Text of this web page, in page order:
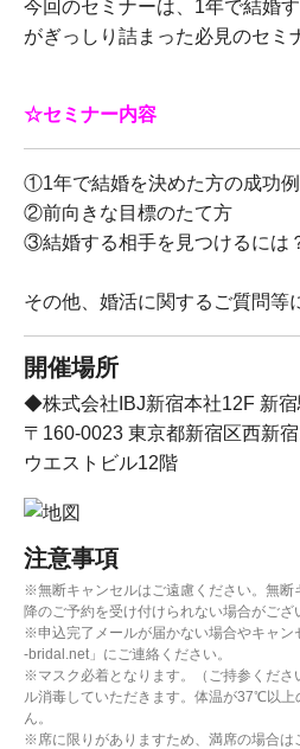
今回のセミナーは、1年で結婚
がぎっしり詰まった必見のセミ
☆セミナー内容
①1年で結婚を決めた方の成功例
②前向きな目標のたて方
③結婚する相手を見つけるには
その他、婚活に関するご質問等
開催場所
◆株式会社IBJ新宿本社12F 新
〒160-0023 東京都新宿区西新
ウエストビル12階
注意事項
※無断キャンセルはご遠慮ください。無断
降のご予約を受け付けられない場合がござ
※申込完了メールが届かない場合やキャン
-bridal.net」にご連絡ください。
※マスク必着となります。（ご持参くだ
ル消毒していただきます。体温が37℃以
ん。
※席に限りがありますため、満席の場合